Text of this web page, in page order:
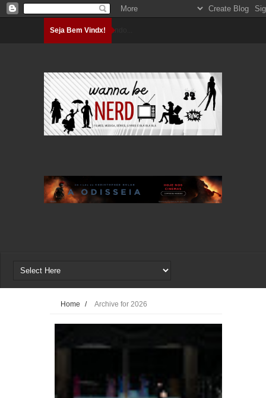
Seja Bem Vindx!Carregando...
Home / Archive for 2026